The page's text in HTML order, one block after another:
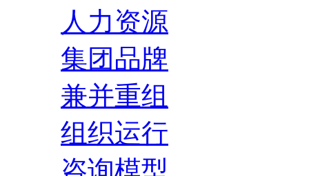
人力资源
集团品牌
兼并重组
组织运行